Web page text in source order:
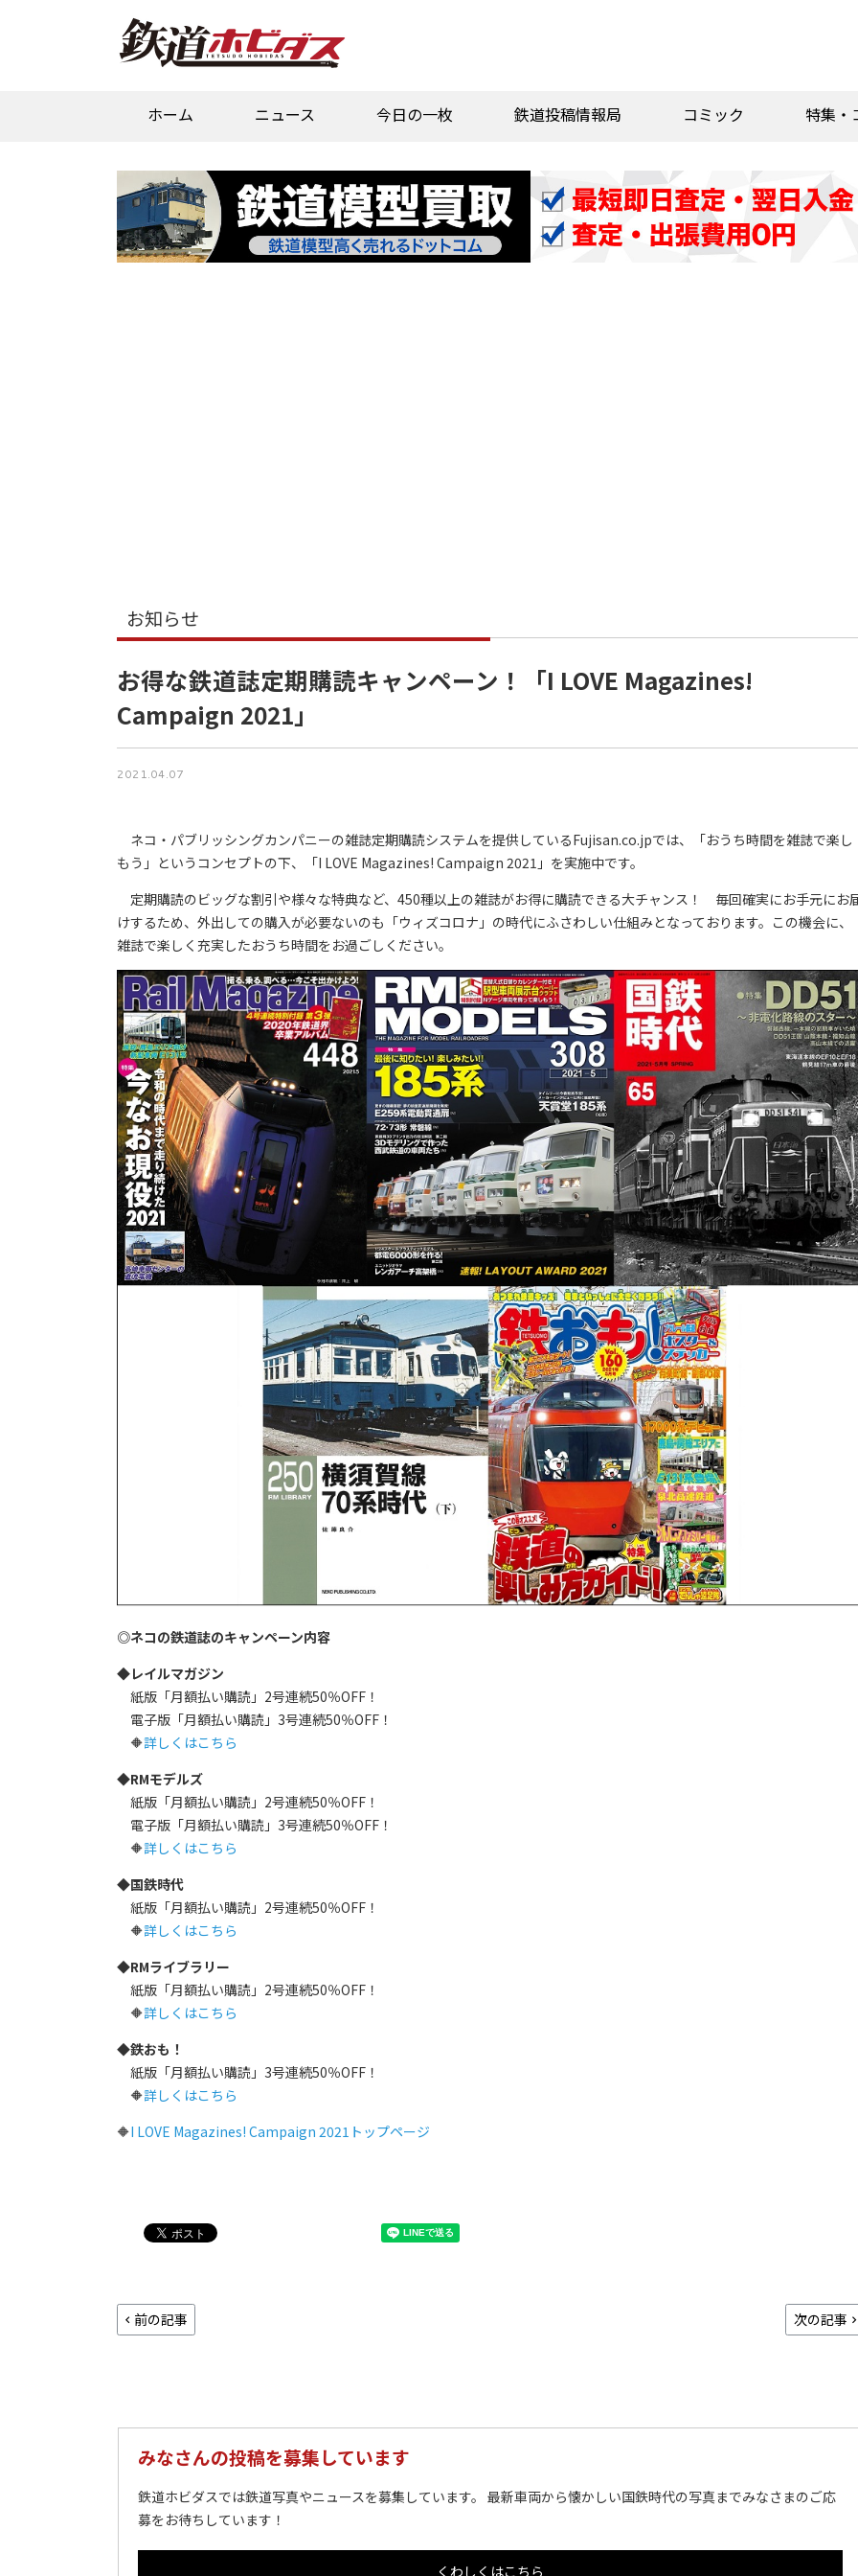
ホーム ニュース 今日の一枚 鉄道投稿情報局 コミック 特集・
お知らせ
お得な鉄道誌定期購読キャンペーン！「I LOVE Magazines!
Campaign 2021」
2021.04.07
ネコ・パブリッシングカンパニーの雑誌定期購読システムを提供しているFujisan.co.jpでは、「おうち時間を雑誌で楽し
もう」というコンセプトの下、「I LOVE Magazines! Campaign 2021」を実施中です。
定期購読のビッグな割引や様々な特典など、450種以上の雑誌がお得に購読できる大チャンス！ 毎回確実にお手元にお
けするため、外出しての購入が必要ないのも「ウィズコロナ」の時代にふさわしい仕組みとなっております。この機会に、
雑誌で楽しく充実したおうち時間をお過ごしください。
◎ネコの鉄道誌のキャンペーン内容
◆レイルマガジン
紙版「月額払い購読」2号連続50％OFF！
電子版「月額払い購読」3号連続50％OFF！
🔶詳しくはこちら
◆RMモデルズ
紙版「月額払い購読」2号連続50％OFF！
電子版「月額払い購読」3号連続50％OFF！
🔶詳しくはこちら
◆国鉄時代
紙版「月額払い購読」2号連続50％OFF！
🔶詳しくはこちら
◆RMライブラリー
紙版「月額払い購読」2号連続50％OFF！
🔶詳しくはこちら
◆鉄おも！
紙版「月額払い購読」3号連続50％OFF！
🔶詳しくはこちら
🔶I LOVE Magazines! Campaign 2021トップページ
前の記事 次の記事
みなさんの投稿を募集しています
鉄道ホビダスでは鉄道写真やニュースを募集しています。 最新車両から懐かしい国鉄時代の写真までみなさまのご応
募をお待ちしています！
くわしくはこちら